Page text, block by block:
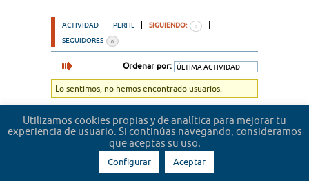
ACTIVIDAD PERFIL SIGUIENDO: 0
SEGUIDORES 0
Ordenar por:
Lo sentimos, no hemos encontrado usuarios.
Utilizamos cookies propias y de analítica para mejorar tu
experiencia de usuario. Si continúas navegando, consideramos
que aceptas su uso.
Configurar Aceptar